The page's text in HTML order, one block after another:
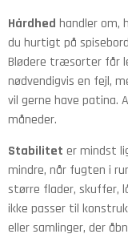
Hårdhed handler
du hurtigt på
Blødere træsorter får
nødvendigvis en fejl,
vil gerne have
måneder.
Stabilitet er mindst
mindre, når fugten i
større flader, skuffer,
ikke passer til
eller samlinger, der